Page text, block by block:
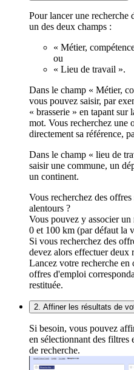
Pour lancer une recherche
un des deux champs :
« Métier,
ou
« Lieu de travail ».
Dans le champ « Métier,
vous pouvez saisir, par
« brasserie » en tapant sur
mot. Vous recherchez une
directement sa référence,
Dans le champ « lieu de
saisir une commune, un
un continent.
Vous recherchez des
alentours ?
Vous pouvez y associer
0 et 100 km (par défaut la
Si vous recherchez des
devez alors effectuer deux
Lancez votre recherche
offres d'emploi
restituée.
2. Affiner les résultats de
Si besoin, vous pouvez
en sélectionnant des filtres
de recherche.